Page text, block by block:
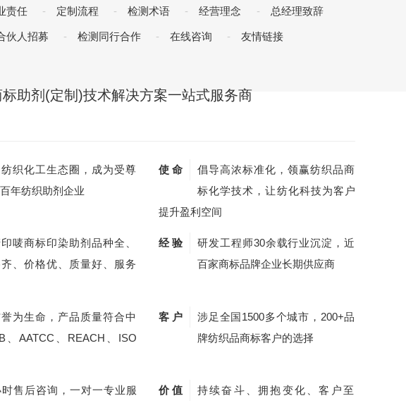
责任 定制流程 检测术语 经营理念 总经理致辞
伙人招募 检测同行合作 在线咨询 友情链接
助剂(定制)技术解决方案一站式服务商
织化工生态圈，成为受尊
年纺织助剂企业
使 命
倡导高浓标准化，领赢纺织品商
标化学技术，让纺化科技为客户
提升盈利空间
唛商标印染助剂品种全、
、价格优、质量好、服务
经 验
研发工程师30余载行业沉淀，近
百家商标品牌企业长期供应商
为生命，产品质量符合中
、AATCC、REACH、ISO
客 户
涉足全国1500多个城市，200+品
牌纺织品商标客户的选择
时售后咨询，一对一专业服
价 值
持续奋斗、拥抱变化、客户至